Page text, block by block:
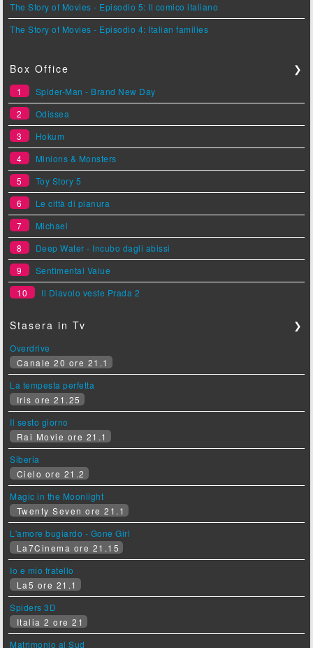
The Story of Movies - Episodio 5: Il comico italiano
The Story of Movies - Episodio 4: Italian families
Box Office ❯
1
Spider-Man - Brand New Day
2
Odissea
3
Hokum
4
Minions & Monsters
5
Toy Story 5
6
Le città di pianura
7
Michael
8
Deep Water - Incubo dagli abissi
9
Sentimental Value
10
Il Diavolo veste Prada 2
Stasera in Tv ❯
Overdrive
Canale 20 ore 21.1
La tempesta perfetta
Iris ore 21.25
Il sesto giorno
Rai Movie ore 21.1
Siberia
Cielo ore 21.2
Magic in the Moonlight
Twenty Seven ore 21.1
L'amore bugiardo - Gone Girl
La7Cinema ore 21.15
Io e mio fratello
La5 ore 21.1
Spiders 3D
Italia 2 ore 21
Matrimonio al Sud